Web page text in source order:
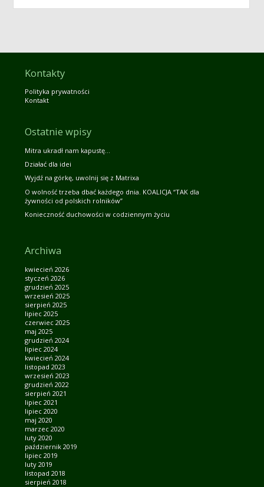
Kontakty
Polityka prywatności
Kontakt
Ostatnie wpisy
Mitra ukradł nam kapustę…
Działać dla idei
Wyjdź na górkę, uwolnij się z Matrixa
O wolność trzeba dbać każdego dnia. KOALICJA “TAK dla
żywności od polskich rolników”
Konieczność duchowości w codziennym życiu
Archiwa
kwiecień 2026
styczeń 2026
grudzień 2025
wrzesień 2025
sierpień 2025
lipiec 2025
czerwiec 2025
maj 2025
grudzień 2024
lipiec 2024
kwiecień 2024
listopad 2023
wrzesień 2023
grudzień 2022
sierpień 2021
lipiec 2021
lipiec 2020
maj 2020
marzec 2020
luty 2020
październik 2019
lipiec 2019
luty 2019
listopad 2018
sierpień 2018